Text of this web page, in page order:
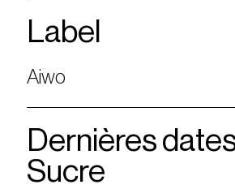
Label
Aiwo
Dernières
Sucre